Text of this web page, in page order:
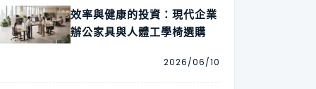
效率與健康的投資：現代企業
辦公家具與人體工學椅選購
2026/06/10